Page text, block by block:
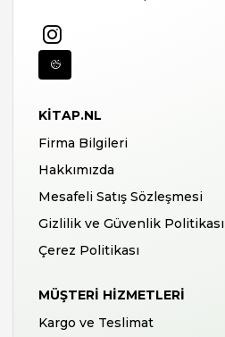
KITAP.NL
Firma Bilgileri
Hakkımızda
Mesafeli Satış Sözleşmesi
Gizlilik ve Güvenlik Politikası
Çerez Politikası
MÜŞTERI HIZMETLERI
Kargo ve Teslimat